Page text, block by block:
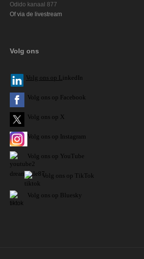
Odido kanaal 877
Of via de livestream
Volg ons
Volg ons op L inkedIn
Volg ons op Facebook
Volg ons op X
Volg ons op Instagram
Volg ons op YouTube
Volg ons op TikTok
Volg ons op Bluesky